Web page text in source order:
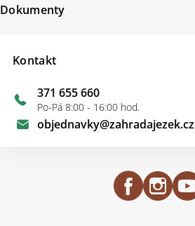
Kontakt
objednavky@zahradajezek.cz
371 655 660
Po-Pá 8:00 - 16:00 hod.
Dokumenty